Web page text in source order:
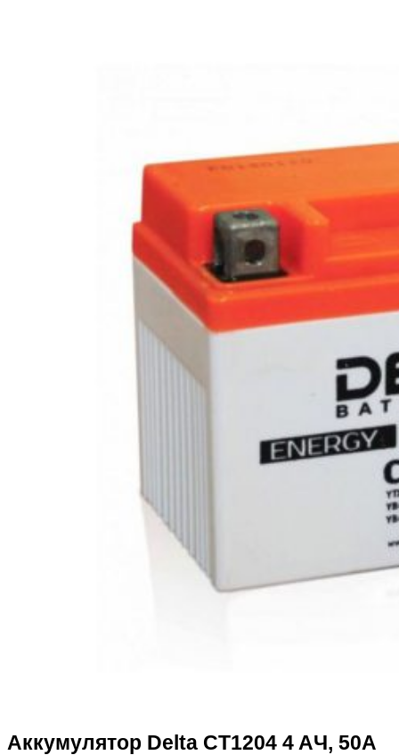
Аккумулятор Delta CT1204 4 AЧ, 50А